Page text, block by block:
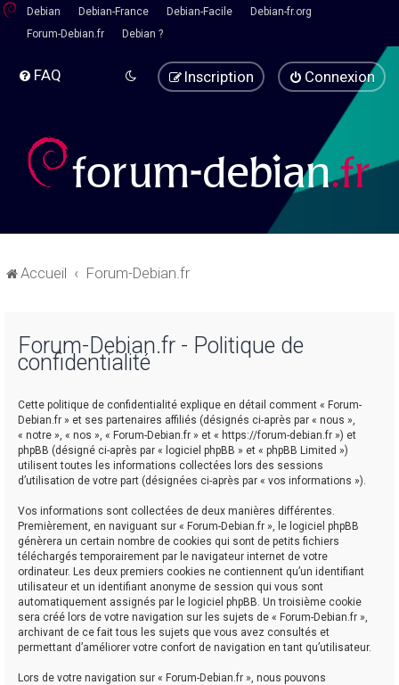
Debian Debian-France Debian-Facile
Debian-fr.org
Forum-Debian.fr
Debian ?
FAQ Connexion
Inscription
Accueil Forum-Debian.fr
Forum-Debian.fr - Politique de
confidentialité
Cette politique de confidentialité explique en détail comment « Forum-
Debian.fr » et ses partenaires affiliés (désignés ci-après par « nous »,
« notre », « nos », « Forum-Debian.fr » et « https://forum-debian.fr ») et
phpBB (désigné ci-après par « logiciel phpBB » et « phpBB Limited »)
utilisent toutes les informations collectées lors des sessions
d’utilisation de votre part (désignées ci-après par « vos informations »).
Vos informations sont collectées de deux manières différentes.
Premièrement, en naviguant sur « Forum-Debian.fr », le logiciel phpBB
génèrera un certain nombre de cookies qui sont de petits fichiers
téléchargés temporairement par le navigateur internet de votre
ordinateur. Les deux premiers cookies ne contiennent qu’un identifiant
utilisateur et un identifiant anonyme de session qui vous sont
automatiquement assignés par le logiciel phpBB. Un troisième cookie
sera créé lors de votre navigation sur les sujets de « Forum-Debian.fr »,
archivant de ce fait tous les sujets que vous avez consultés et
permettant d’améliorer votre confort de navigation en tant qu’utilisateur.
Lors de votre navigation sur « Forum-Debian.fr », nous pouvons